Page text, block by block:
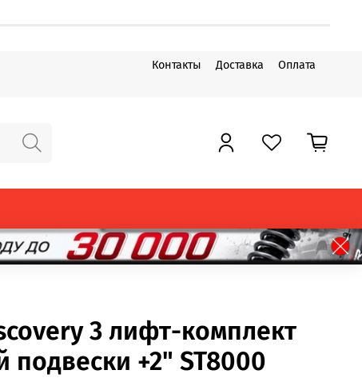
Контакты Доставка Оплата
3 лифт-комплект
подвески +2" ST8000